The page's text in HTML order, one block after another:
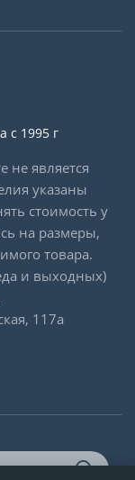
с 1995 г
является
указаны
стоимость у
на размеры,
товара.
и выходных)
117а